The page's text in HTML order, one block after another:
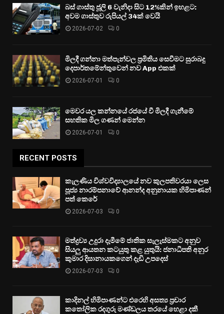
බස් ගාස්තු ජූලි 6 වැනිදා සිට 12%කින් ඉහළට:
අවම ගාස්තුව රුපියල් 34ක් වෙයි
2026-07-02 0
මිලදී ගන්නා මත්පැන්වල ප්‍රමිතිය සෙවීමට සුරාබදු
දෙපාර්තමේන්තුවෙන් නව App එකක්
2026-07-01 0
මෙවර යල කන්නයේ රජයේ වී මිලදී ගැනීමේ
සහතික මිල ගණන් මෙන්න
2026-07-01 0
RECENT POSTS
කැලණිය විශ්වවිද්‍යාලයේ නව කුලපතිවරයා ලෙස
පූජ්‍ය නාරම්පනාවේ ආනන්ද අනුනායක හිමිපාණන්
පත් කෙරේ
2026-07-03 0
මත්ද්‍රව්‍ය උදුරා දැමීමේ ජාතික සැලැස්මකට අනුව
සියලු ආයතන කටයුතු කළ යුතුයි: ජනාධිපති අනුර
කුමාර දිසානායකගෙන් දැඩි උපදෙස්
2026-07-03 0
කාදිනල් හිමිපාණන්ට එරෙහි අසත්‍ය ප්‍රචාර
කතෝලික රදගුරු මණ්ඩලය තරයේ හෙළා දකී